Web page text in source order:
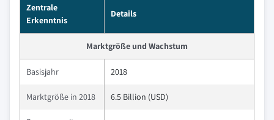
Zentrale
Erkenntnis
Details
Marktgröße und Wachstum
Basisjahr 2018
Marktgröße in 2018 6.5 Billion (USD)